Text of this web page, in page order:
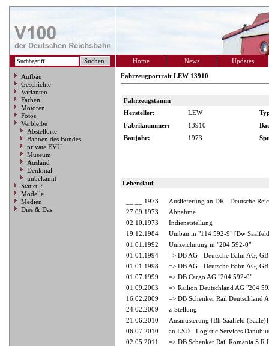
Home News Updates
Aufbau
Geschichte
Varianten
Farben
Motoren
Fotos
Verbleibe
Abstellorte
Bahnen des Bundes
private EVU
Museum
Ausland
Denkmal
unbekannt
Statistik
Modelle
Medien
Dies & Das
Fahrzeugportrait LEW 13910
Fahrzeugstamm
Hersteller:
LEW
Fabriknummer:
13910
Baujahr:
1973
Lebenslauf
__.__.1973
Auslieferung an DR - Deutsche
27.09.1973
Abnahme
02.10.1973
Indienststellung
19.12.1984
Umbau in "114 592-9" [Bw
01.01.1992
Umzeichnung in "204 592-0"
01.01.1994
=> DB AG - Deutsche Bahn AG,
01.01.1998
=> DB AG - Deutsche Bahn AG,
01.07.1999
=> DB Cargo AG "204 592-0"
01.09.2003
=> Railion Deutschland AG "204
16.02.2009
=> DB Schenker Rail Deutschland
24.02.2009
z-Stellung
21.06.2010
Ausmusterung [Bh Saalfeld (Saale)]
06.07.2010
an LSD - Logistic Services
02.05.2011
=> DB Schenker Rail Romania